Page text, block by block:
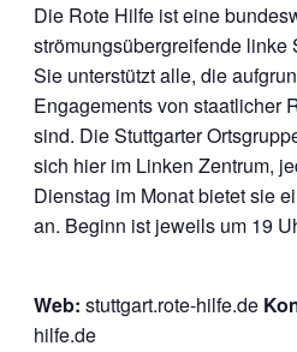
Die Rote Hilfe ist eine
strömungsübergreifende linke
Sie unterstützt alle, die
Engagements von staatlicher
sind. Die Stuttgarter
sich hier im Linken Zentrum,
Dienstag im Monat bietet sie
an. Beginn ist jeweils um 19
Web: stuttgart.rote-hilfe.de
hilfe.de